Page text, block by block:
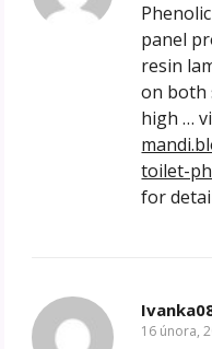
panel
resin
on both
high …
toilet-
for
16 února,